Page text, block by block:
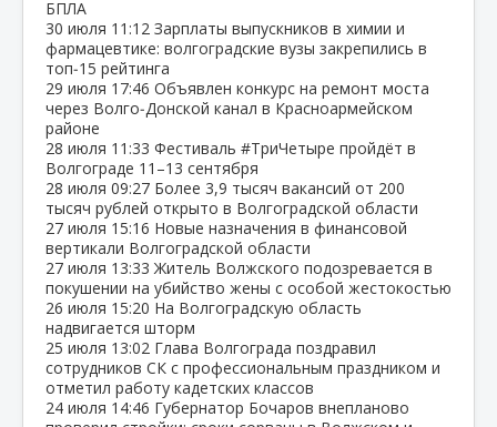
БПЛА
30 июля 11:12 Зарплаты выпускников в химии и
фармацевтике: волгоградские вузы закрепились в
топ‑15 рейтинга
29 июля 17:46 Объявлен конкурс на ремонт моста
через Волго‑Донской канал в Красноармейском
районе
28 июля 11:33 Фестиваль #ТриЧетыре пройдёт в
Волгограде 11–13 сентября
28 июля 09:27 Более 3,9 тысяч вакансий от 200
тысяч рублей открыто в Волгоградской области
27 июля 15:16 Новые назначения в финансовой
вертикали Волгоградской области
27 июля 13:33 Житель Волжского подозревается в
покушении на убийство жены с особой жестокостью
26 июля 15:20 На Волгоградскую область
надвигается шторм
25 июля 13:02 Глава Волгограда поздравил
сотрудников СК с профессиональным праздником и
отметил работу кадетских классов
24 июля 14:46 Губернатор Бочаров внепланово